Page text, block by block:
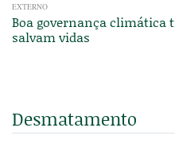
EXTERNO
Boa governança climática
salvam vidas
Desmatamento